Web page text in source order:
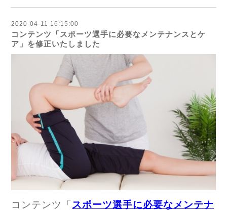
2020-04-11 16:15:00
コンテンツ「スポーツ選手に必要なメンテナンスとケ
ア」を修正いたしました
コンテンツ「 スポーツ選手に必要なメンテナ